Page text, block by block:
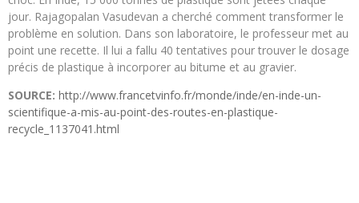
jour. Rajagopalan Vasudevan a cherché comment transformer le
problème en solution. Dans son laboratoire, le professeur met au
point une recette. Il lui a fallu 40 tentatives pour trouver le dosage
précis de plastique à incorporer au bitume et au gravier.
SOURCE: http://www.francetvinfo.fr/monde/inde/en-inde-un-
scientifique-a-mis-au-point-des-routes-en-plastique-
recycle_1137041.html